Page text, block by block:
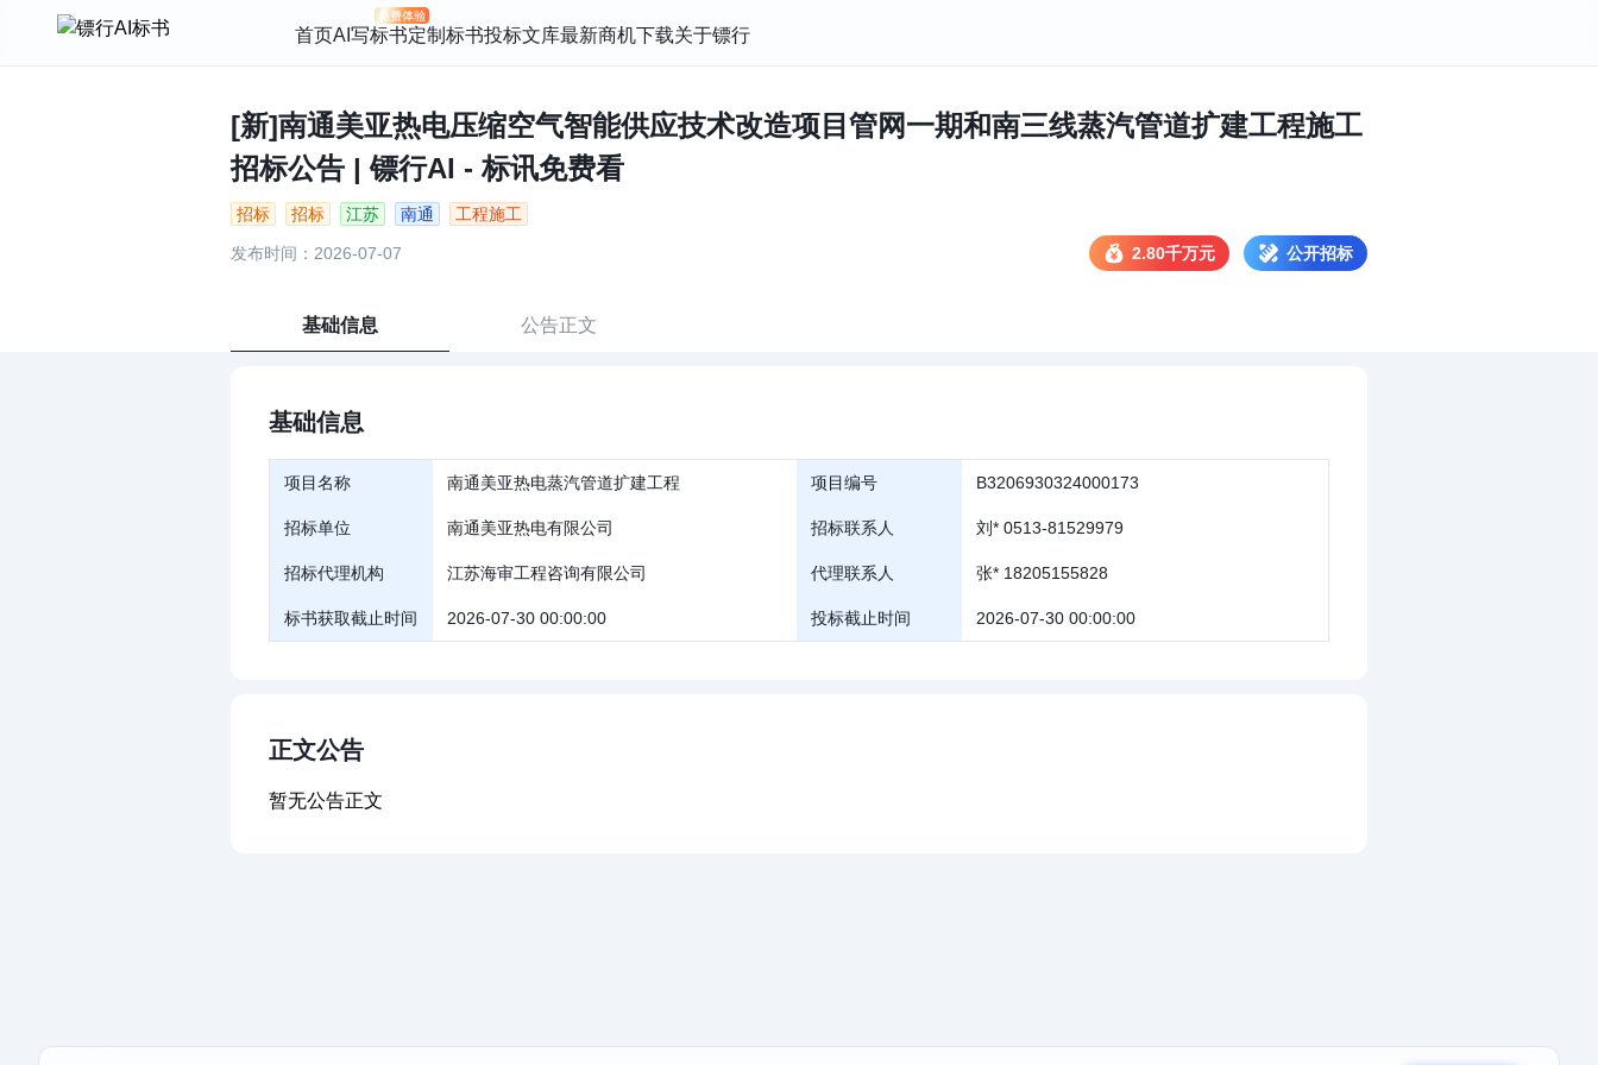
首页AI写标书定制标书投标文库最新商机下载关于镖行
[新]南通美亚热电压缩空气智能供应技术改造项目管网一期和南三线蒸汽管道扩建工程施工
招标公告 | 镖行AI - 标讯免费看
招标 招标 江苏 南通 工程施工
发布时间：2026-07-07 2.80千万元 公开招标
基础信息 公告正文
基础信息
项目名称 南通美亚热电蒸汽管道扩建工程 项目编号 B3206930324000173
招标单位 南通美亚热电有限公司 招标联系人 刘* 0513-81529979
招标代理机构 江苏海审工程咨询有限公司 代理联系人 张* 18205155828
标书获取截止时间 2026-07-30 00:00:00 投标截止时间 2026-07-30 00:00:00
正文公告
暂无公告正文